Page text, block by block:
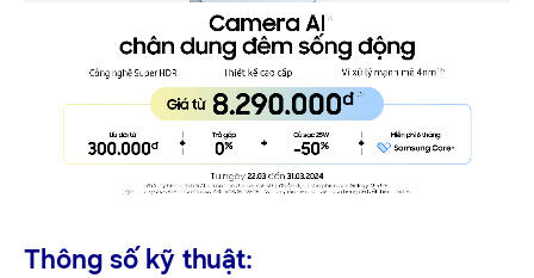
Thông số kỹ thuật: